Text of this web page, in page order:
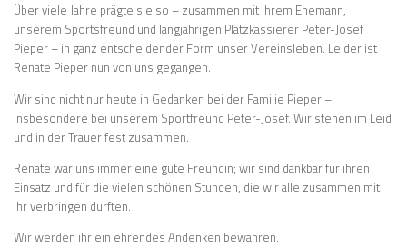
Über viele Jahre prägte sie so – zusammen mit ihrem Ehemann,
unserem Sportsfreund und langjährigen Platzkassierer Peter-Josef
Pieper – in ganz entscheidender Form unser Vereinsleben. Leider ist
Renate Pieper nun von uns gegangen.
Wir sind nicht nur heute in Gedanken bei der Familie Pieper –
insbesondere bei unserem Sportfreund Peter-Josef. Wir stehen im Leid
und in der Trauer fest zusammen.
Renate war uns immer eine gute Freundin; wir sind dankbar für ihren
Einsatz und für die vielen schönen Stunden, die wir alle zusammen mit
ihr verbringen durften.
Wir werden ihr ein ehrendes Andenken bewahren.